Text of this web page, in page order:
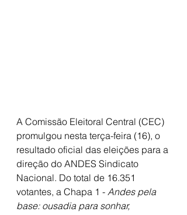
A Comissão Eleitoral Central (CEC)
promulgou nesta terça-feira (16), o
resultado oficial das eleições para a
direção do ANDES Sindicato
Nacional. Do total de 16.351
votantes, a Chapa 1 - Andes pela
base: ousadia para sonhar,